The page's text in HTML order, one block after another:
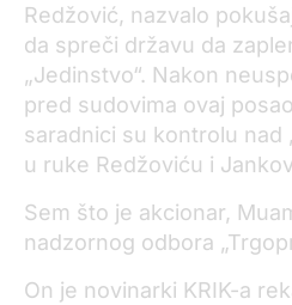
Redžović, nazvalo
da spreči državu da
„Jedinstvo“. Nakon
pred sudovima ovaj
saradnici su kontrolu nad
u ruke Redžoviću i
Sem što je akcionar,
nadzornog odbora
On je novinarki KRIK-a